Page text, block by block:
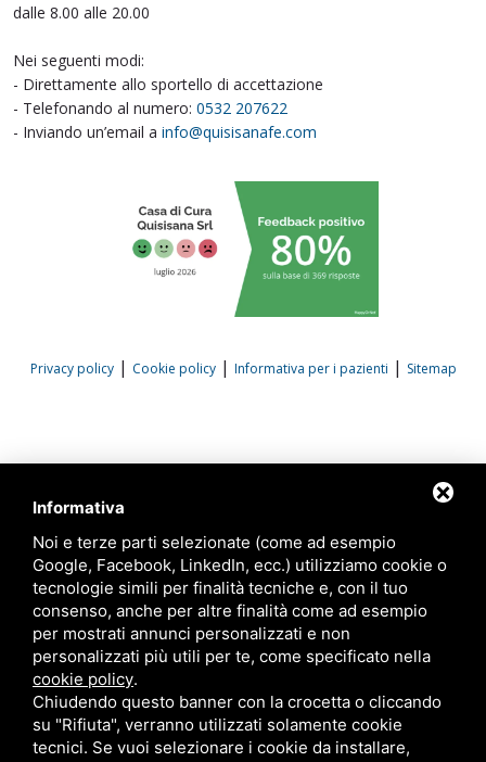
dalle 8.00 alle 20.00
Nei seguenti modi:
- Direttamente allo sportello di accettazione
- Telefonando al numero: 0532 207622
- Inviando un’email a info@quisisanafe.com
Privacy policy| Cookie policy| Informativa per i pazienti | Sitemap
Informativa
Noi e terze parti selezionate (come ad esempio
Google, Facebook, LinkedIn, ecc.) utilizziamo cookie o
tecnologie simili per finalità tecniche e, con il tuo
consenso, anche per altre finalità come ad esempio
per mostrati annunci personalizzati e non
personalizzati più utili per te, come specificato nella
cookie policy.
Chiudendo questo banner con la crocetta o cliccando
su "Rifiuta", verranno utilizzati solamente cookie
tecnici. Se vuoi selezionare i cookie da installare,